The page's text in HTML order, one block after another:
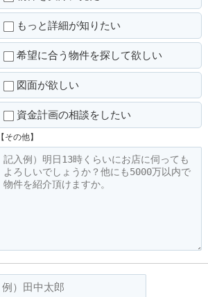
もっと詳細が知りたい
希望に合う物件を探して欲しい
図面が欲しい
資金計画の相談をしたい
【その他】